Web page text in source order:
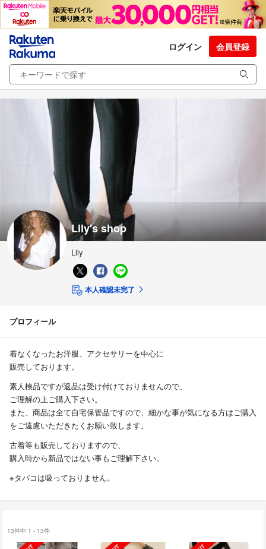
ログイン 会員登録
Lily's shop
Lily
本人確認未完了
プロフィール
着なくなったお洋服、アクセサリーを中心に
販売しております。
素人検品ですが返品は受け付けておりませんので、
ご理解の上ご購入下さい。
また、商品は全て自宅保管品ですので、細かな事が気になる方はご購入
をご遠慮いただきたくお願い致します。
古着等も販売しておりますので、
購入時から新品ではない事もご理解下さい。
※タバコは吸っておりません。
13件中 1 - 13件